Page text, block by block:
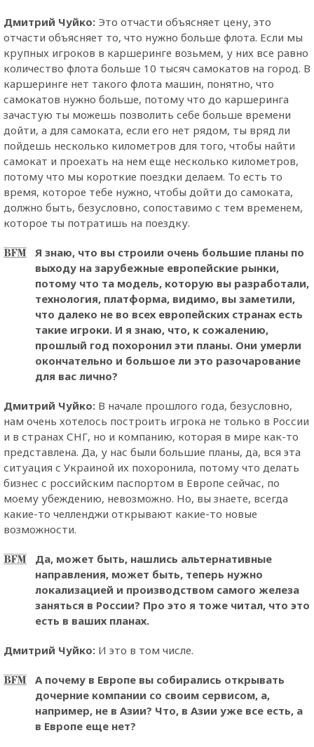
Дмитрий Чуйко: Это отчасти объясняет цену, это
отчасти объясняет то, что нужно больше флота. Если мы
крупных игроков в каршеринге возьмем, у них все равно
количество флота больше 10 тысяч самокатов на город. В
каршеринге нет такого флота машин, понятно, что
самокатов нужно больше, потому что до каршеринга
зачастую ты можешь позволить себе больше времени
дойти, а для самоката, если его нет рядом, ты вряд ли
пойдешь несколько километров для того, чтобы найти
самокат и проехать на нем еще несколько километров,
потому что мы короткие поездки делаем. То есть то
время, которое тебе нужно, чтобы дойти до самоката,
должно быть, безусловно, сопоставимо с тем временем,
которое ты потратишь на поездку.
Я знаю, что вы строили очень большие планы по
выходу на зарубежные европейские рынки,
потому что та модель, которую вы разработали,
технология, платформа, видимо, вы заметили,
что далеко не во всех европейских странах есть
такие игроки. И я знаю, что, к сожалению,
прошлый год похоронил эти планы. Они умерли
окончательно и большое ли это разочарование
для вас лично?
Дмитрий Чуйко: В начале прошлого года, безусловно,
нам очень хотелось построить игрока не только в России
и в странах СНГ, но и компанию, которая в мире как-то
представлена. Да, у нас были большие планы, да, вся эта
ситуация с Украиной их похоронила, потому что делать
бизнес с российским паспортом в Европе сейчас, по
моему убеждению, невозможно. Но, вы знаете, всегда
какие-то челленджи открывают какие-то новые
возможности.
Да, может быть, нашлись альтернативные
направления, может быть, теперь нужно
локализацией и производством самого железа
заняться в России? Про это я тоже читал, что это
есть в ваших планах.
Дмитрий Чуйко: И это в том числе.
А почему в Европе вы собирались открывать
дочерние компании со своим сервисом, а,
например, не в Азии? Что, в Азии уже все есть, а
в Европе еще нет?